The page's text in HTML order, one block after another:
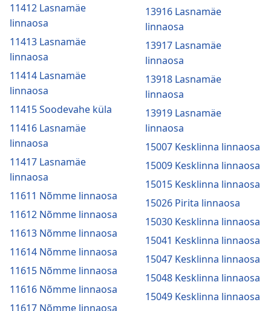
11412 Lasnamäe
linnaosa
11413 Lasnamäe
linnaosa
11414 Lasnamäe
linnaosa
11415 Soodevahe küla
11416 Lasnamäe
linnaosa
11417 Lasnamäe
linnaosa
11611 Nõmme linnaosa
11612 Nõmme linnaosa
11613 Nõmme linnaosa
11614 Nõmme linnaosa
11615 Nõmme linnaosa
11616 Nõmme linnaosa
11617 Nõmme linnaosa
13916 Lasnamäe
linnaosa
13917 Lasnamäe
linnaosa
13918 Lasnamäe
linnaosa
13919 Lasnamäe
linnaosa
15007 Kesklinna linnaosa
15009 Kesklinna linnaosa
15015 Kesklinna linnaosa
15026 Pirita linnaosa
15030 Kesklinna linnaosa
15041 Kesklinna linnaosa
15047 Kesklinna linnaosa
15048 Kesklinna linnaosa
15049 Kesklinna linnaosa